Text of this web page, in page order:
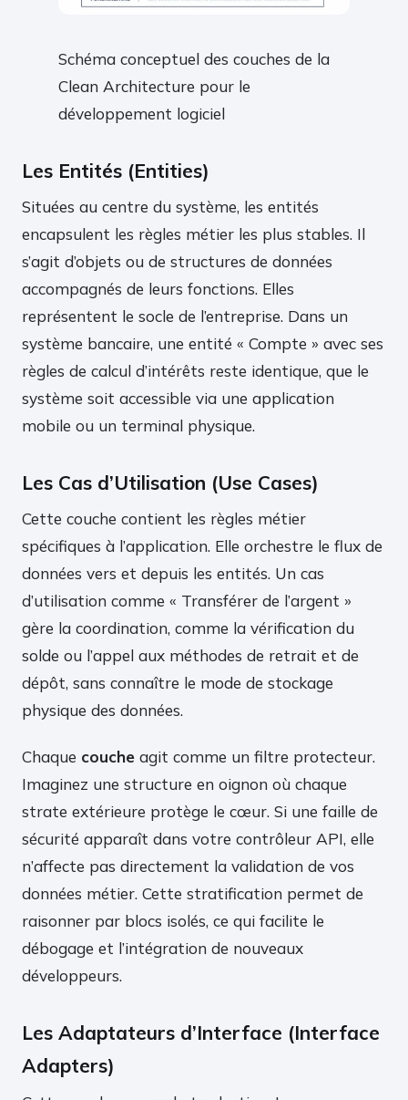
Schéma conceptuel des couches de la
Clean Architecture pour le
développement logiciel
Les Entités (Entities)
Situées au centre du système, les entités
encapsulent les règles métier les plus stables. Il
s’agit d’objets ou de structures de données
accompagnés de leurs fonctions. Elles
représentent le socle de l’entreprise. Dans un
système bancaire, une entité « Compte » avec ses
règles de calcul d’intérêts reste identique, que le
système soit accessible via une application
mobile ou un terminal physique.
Les Cas d’Utilisation (Use Cases)
Cette couche contient les règles métier
spécifiques à l’application. Elle orchestre le flux de
données vers et depuis les entités. Un cas
d’utilisation comme « Transférer de l’argent »
gère la coordination, comme la vérification du
solde ou l’appel aux méthodes de retrait et de
dépôt, sans connaître le mode de stockage
physique des données.
Chaque couche agit comme un filtre protecteur.
Imaginez une structure en oignon où chaque
strate extérieure protège le cœur. Si une faille de
sécurité apparaît dans votre contrôleur API, elle
n’affecte pas directement la validation de vos
données métier. Cette stratification permet de
raisonner par blocs isolés, ce qui facilite le
débogage et l’intégration de nouveaux
développeurs.
Les Adaptateurs d’Interface (Interface
Adapters)